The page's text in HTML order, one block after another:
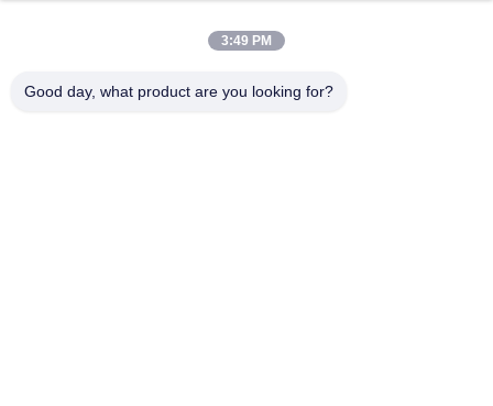
Visita A La Fábrica
3:49 PM
Good day, what product are you looking for?